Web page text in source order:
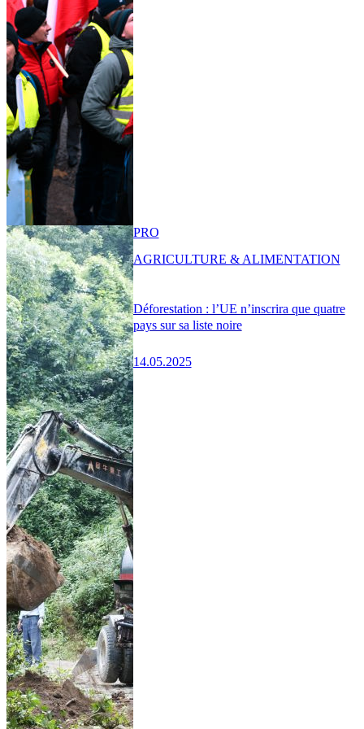
Déforestation : l’UE n’inscrira que quatre
pays sur sa liste noire
14.05.2025
PRO
AGRICULTURE & ALIMENTATION